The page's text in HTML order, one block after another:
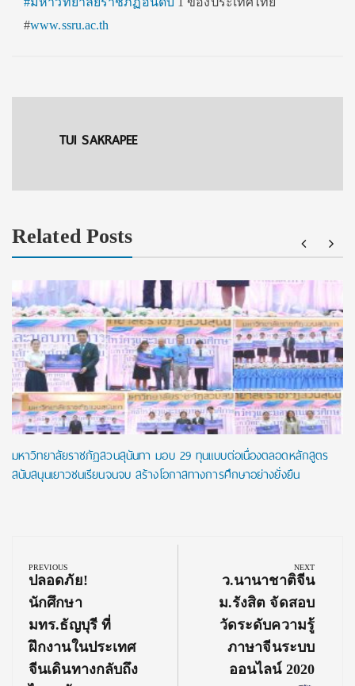
#www.ssru.ac.th
TUI SAKRAPEE
Related Posts
มหาวิทยาลัยราชภัฏสวนสุนันทา มอบ 29 ทุนแบบต่อเนื่องตลอดหลักสูตร
สนับสนุนเยาวชนเรียนจนจบ สร้างโอกาสทางการศึกษาอย่างยั่งยืน
navigation
PREVIOUS
Previous
Post:
ปลอดภัย!
นักศึกษา
มทร.ธัญบุรี ที่
ฝึกงานในประเทศ
จีนเดินทางกลับถึง
NEXT
Next
Post:
ว.นานาชาติจีน
ม.รังสิต จัดสอบ
วัดระดับความรู้
ภาษาจีนระบบ
ออนไลน์ 2020